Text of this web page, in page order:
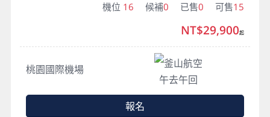
機位 16 候補0 已售0 可售15
桃園國際機場
釜山航空
午去午回
NT$29,900起
報名